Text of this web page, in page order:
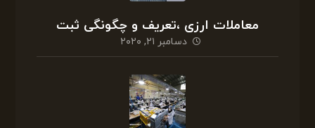
معاملات ارزی ،تعریف و چگونگی ثبت
دسامبر ۲۱, ۲۰۲۰